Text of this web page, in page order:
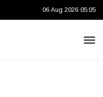
06 Aug 2026 05:05